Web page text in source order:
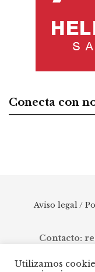
Conecta con
Aviso legal /
Contacto:
Utilizamos